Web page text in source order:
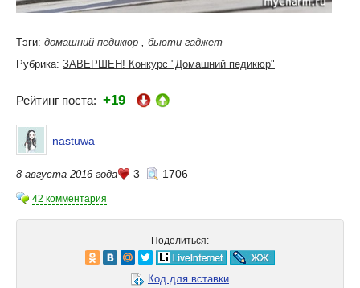
Тэги: домашний педикюр
бьюти-гаджет
Рубрика: ЗАВЕРШЕН! Конкурс "Домашний педикюр"
Рейтинг поста: +19
nastuwa
8 августа 2016 года 3 1706
42 комментария
Поделиться:
Код для вставки